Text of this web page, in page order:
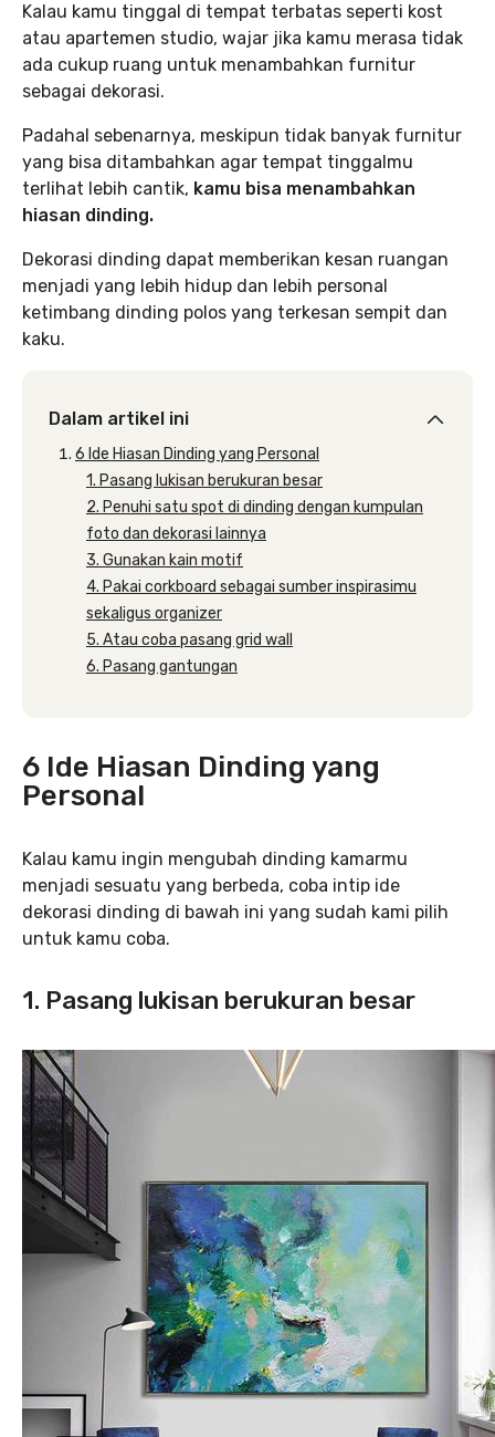
Kalau kamu tinggal di tempat terbatas seperti kost
atau apartemen studio, wajar jika kamu merasa tidak
ada cukup ruang untuk menambahkan furnitur
sebagai dekorasi.
Padahal sebenarnya, meskipun tidak banyak furnitur
yang bisa ditambahkan agar tempat tinggalmu
terlihat lebih cantik, kamu bisa menambahkan
hiasan dinding.
Dekorasi dinding dapat memberikan kesan ruangan
menjadi yang lebih hidup dan lebih personal
ketimbang dinding polos yang terkesan sempit dan
kaku.
Dalam artikel ini
6 Ide Hiasan Dinding yang Personal
1. Pasang lukisan berukuran besar
2. Penuhi satu spot di dinding dengan kumpulan
foto dan dekorasi lainnya
3. Gunakan kain motif
4. Pakai corkboard sebagai sumber inspirasimu
sekaligus organizer
5. Atau coba pasang grid wall
6. Pasang gantungan
6 Ide Hiasan Dinding yang
Personal
Kalau kamu ingin mengubah dinding kamarmu
menjadi sesuatu yang berbeda, coba intip ide
dekorasi dinding di bawah ini yang sudah kami pilih
untuk kamu coba.
1. Pasang lukisan berukuran besar